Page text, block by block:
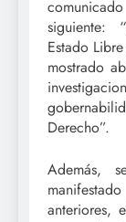
siguiente:
Estado
mostrado
Derecho”.
anteriores,